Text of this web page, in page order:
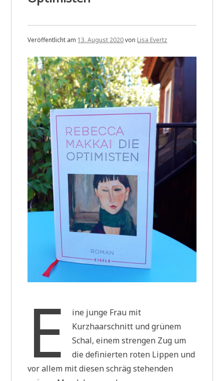
Veröffentlicht am 13. August 2020von Lisa Evertz
E
ine junge Frau mit
Kurzhaarschnitt und grünem
Schal, einem strengen Zug um
die definierten roten Lippen und
vor allem mit diesen schräg stehenden